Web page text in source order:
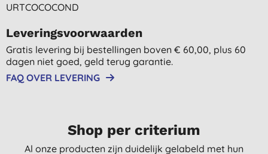
URTCOCOCOND
Leveringsvoorwaarden
Gratis levering bij bestellingen boven € 60,00, plus 60
dagen niet goed, geld terug garantie.
FAQ OVER LEVERING
Shop per criterium
Al onze producten zijn duidelijk gelabeld met hun